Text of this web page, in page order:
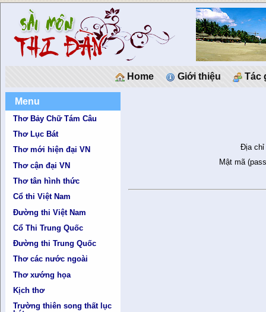
Home Giới thiệu Tác
Menu
Thơ Bảy Chữ Tám Câu
Thơ Lục Bát
Thơ mới hiện đại VN
Thơ cận đại VN
Thơ tân hình thức
Cổ thi Việt Nam
Đường thi Việt Nam
Cổ Thi Trung Quốc
Đường thi Trung Quốc
Thơ các nước ngoài
Thơ xướng họa
Kịch thơ
Trường thiên song thất lục
Địa chỉ
Mật mã